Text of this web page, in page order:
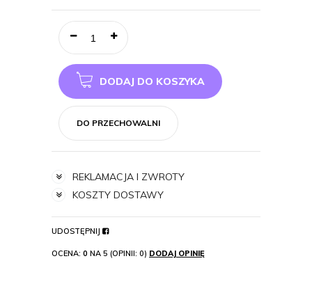
DODAJ DO KOSZYKA
DO PRZECHOWALNI
REKLAMACJA I ZWROTY
KOSZTY DOSTAWY
UDOSTĘPNIJ
OCENA: 0 NA 5 (OPINII: 0) DODAJ OPINIĘ